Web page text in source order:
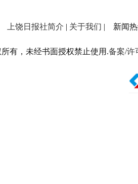
上饶日报社简介 | 关于我们 | 新闻热
所有，未经书面授权禁止使用.备案/许